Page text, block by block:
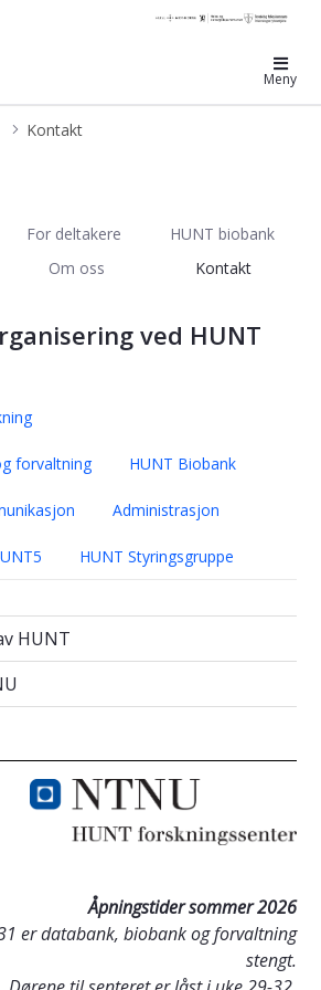
Meny
Kontakt
ved HUNT
For deltakere
HUNT biobank
Om oss Kontakt
ved HUNT
forvaltning HUNT Biobank
Administrasjon
HUNT Styringsgruppe
HUNT
HUNT
Åpningstider sommer 2026
er databank, biobank og forvaltning
stengt.